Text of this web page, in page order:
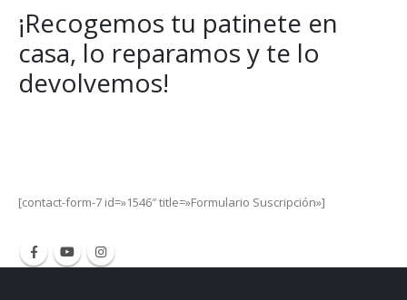
¡Recogemos tu patinete en
casa, lo reparamos y te lo
devolvemos!
[contact-form-7 id=»1546″ title=»Formulario Suscripción»]